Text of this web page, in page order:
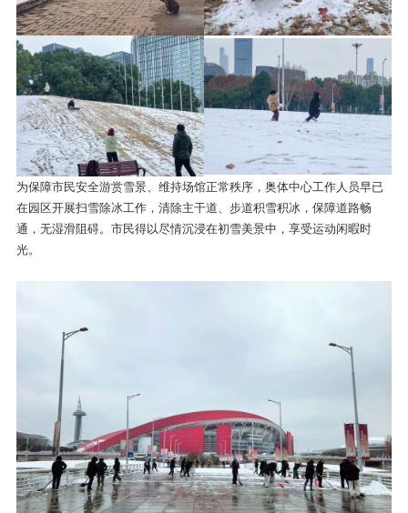
为保障市民安全游赏雪景、维持场馆正常秩序，奥体中心工作人员早已
在园区开展扫雪除冰工作，清除主干道、步道积雪积冰，保障道路畅
通，无湿滑阻碍。市民得以尽情沉浸在初雪美景中，享受运动闲暇时
光。